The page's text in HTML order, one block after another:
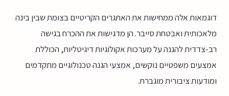
דוגמאות אלה ממחישות את האתגרים הקריטיים בצומת שבין בינה
מלאכותית ואבטחת סייבר. הן מדגישות את ההכרח בגישה
רב-צדדית להגנה על מערכות אקולוגיות דיגיטליות, הכוללת
אמצעים משפטיים נוקשים, אמצעי הגנה טכנולוגיים מתקדמים
ומודעות ציבורית מוגברת.